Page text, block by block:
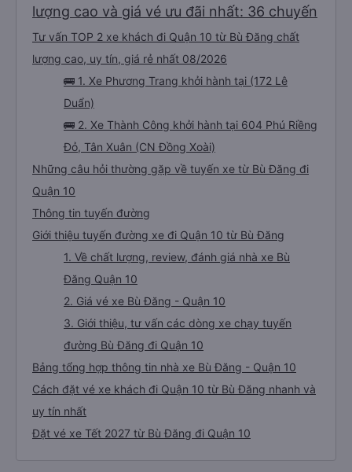
lượng cao và giá vé ưu đãi nhất: 36 chuyến
Tư vấn TOP 2 xe khách đi Quận 10 từ Bù Đăng chất
lượng cao, uy tín, giá rẻ nhất 08/2026
🚌 1. Xe Phương Trang khởi hành tại (172 Lê
Duẩn)
🚌 2. Xe Thành Công khởi hành tại 604 Phú Riềng
Đỏ, Tân Xuân (CN Đồng Xoài)
Những câu hỏi thường gặp về tuyến xe từ Bù Đăng đi
Quận 10
Thông tin tuyến đường
Giới thiệu tuyến đường xe đi Quận 10 từ Bù Đăng
1. Về chất lượng, review, đánh giá nhà xe Bù
Đăng Quận 10
2. Giá vé xe Bù Đăng - Quận 10
3. Giới thiệu, tư vấn các dòng xe chạy tuyến
đường Bù Đăng đi Quận 10
Bảng tổng hợp thông tin nhà xe Bù Đăng - Quận 10
Cách đặt vé xe khách đi Quận 10 từ Bù Đăng nhanh và
uy tín nhất
Đặt vé xe Tết 2027 từ Bù Đăng đi Quận 10